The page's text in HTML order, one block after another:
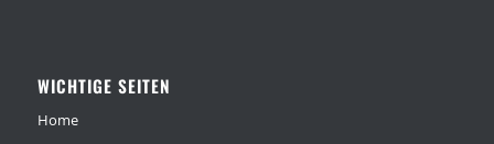
WICHTIGE SEITEN
Home